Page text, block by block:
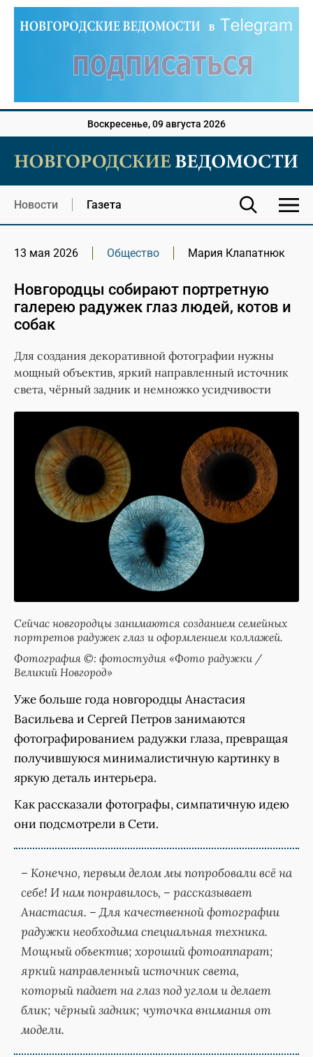
Воскресенье, 09 августа 2026
Новости Газета
13 мая 2026 Общество Мария Клапатнюк
Новгородцы собирают портретную
галерею радужек глаз людей, котов и
собак
Для создания декоративной фотографии нужны
мощный объектив, яркий направленный источник
света, чёрный задник и немножко усидчивости
Сейчас новгородцы занимаются созданием семейных
портретов радужек глаз и оформлением коллажей.
Фотография ©: фотостудия «Фото радужки /
Великий Новгород»
Уже больше года новгородцы Анастасия
Васильева и Сергей Петров занимаются
фотографированием радужки глаза, превращая
получившуюся минималистичную картинку в
яркую деталь интерьера.
Как рассказали фотографы, симпатичную идею
они подсмотрели в Сети.
– Конечно, первым делом мы попробовали всё на
себе! И нам понравилось, – рассказывает
Анастасия. – Для качественной фотографии
радужки необходима специальная техника.
Мощный объектив; хороший фотоаппарат;
яркий направленный источник света,
который падает на глаз под углом и делает
блик; чёрный задник; чуточка внимания от
модели.